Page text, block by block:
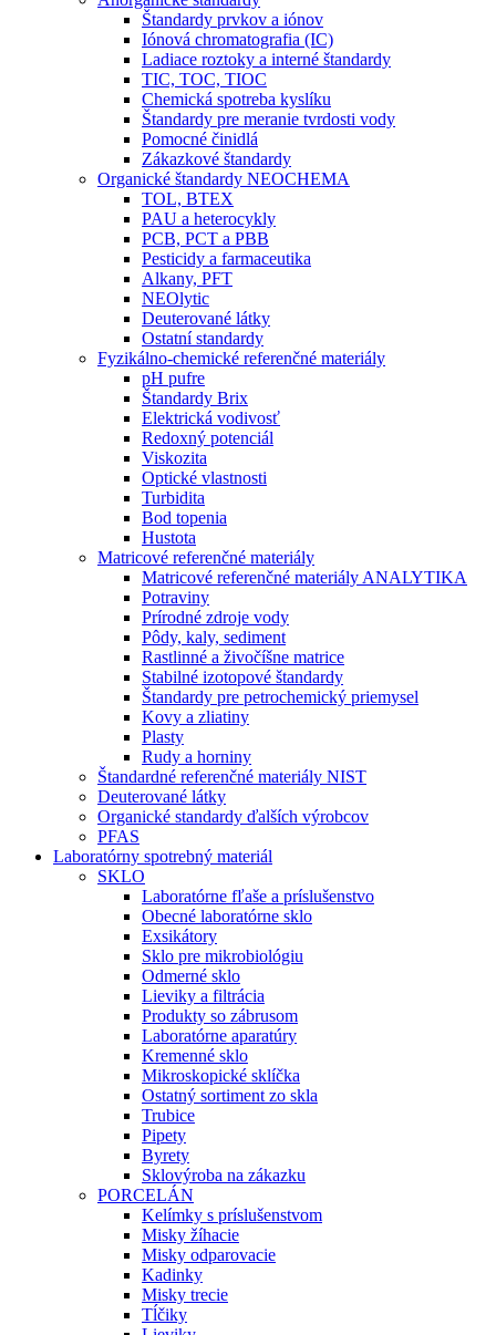
Štandardy prvkov a iónov
Iónová chromatografia (IC)
Ladiace roztoky a interné štandardy
TIC, TOC, TIOC
Chemická spotreba kyslíku
Štandardy pre meranie tvrdosti vody
Pomocné činidlá
Zákazkové štandardy
Organické štandardy NEOCHEMA
TOL, BTEX
PAU a heterocykly
PCB, PCT a PBB
Pesticidy a farmaceutika
Alkany, PFT
NEOlytic
Deuterované látky
Ostatní standardy
Fyzikálno-chemické referenčné materiály
pH pufre
Štandardy Brix
Elektrická vodivosť
Redoxný potenciál
Viskozita
Optické vlastnosti
Turbidita
Bod topenia
Hustota
Matricové referenčné materiály
Matricové referenčné materiály ANALYTIKA
Potraviny
Prírodné zdroje vody
Pôdy, kaly, sediment
Rastlinné a živočíšne matrice
Stabilné izotopové štandardy
Štandardy pre petrochemický priemysel
Kovy a zliatiny
Plasty
Rudy a horniny
Štandardné referenčné materiály NIST
Deuterované látky
Organické standardy ďalších výrobcov
PFAS
Laboratórny spotrebný materiál
SKLO
Laboratórne fľaše a príslušenstvo
Obecné laboratórne sklo
Exsikátory
Sklo pre mikrobiológiu
Odmerné sklo
Lieviky a filtrácia
Produkty so zábrusom
Laboratórne aparatúry
Kremenné sklo
Mikroskopické sklíčka
Ostatný sortiment zo skla
Trubice
Pipety
Byrety
Sklovýroba na zákazku
PORCELÁN
Kelímky s príslušenstvom
Misky žíhacie
Misky odparovacie
Kadinky
Misky trecie
Tĺčiky